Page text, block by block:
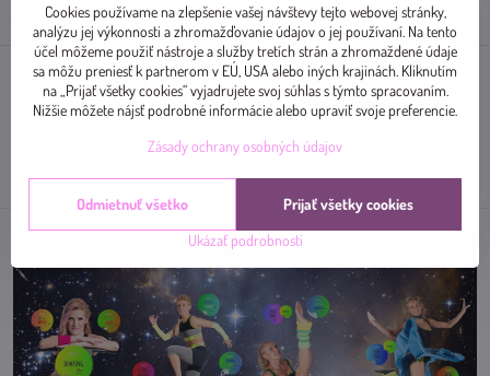
Diskusia 0
FacebookTwitter BlueskyPinterestReddit LinkedInWhatsApp
E-
mail
Predchádzajúci produkt Nasledujúci produkt
Cookies používame na zlepšenie vašej návštevy tejto webovej stránky,
analýzu jej výkonnosti a zhromažďovanie údajov o jej používaní. Na tento
účel môžeme použiť nástroje a služby tretích strán a zhromaždené údaje
sa môžu preniesť k partnerom v EÚ, USA alebo iných krajinách. Kliknutím
na „Prijať všetky cookies“ vyjadrujete svoj súhlas s týmto spracovaním.
Nižšie môžete nájsť podrobné informácie alebo upraviť svoje preferencie.
Zásady ochrany osobných údajov
Ukázať podrobnosti
Prijať všetky cookies
Odmietnuť všetko